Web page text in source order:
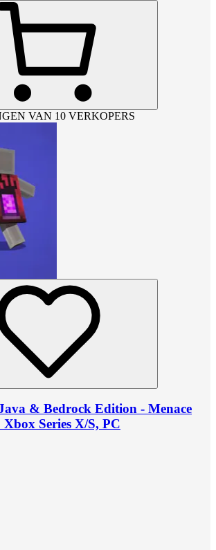
VAN 10 VERKOPERS
& Bedrock Edition - Menace
Series X/S, PC